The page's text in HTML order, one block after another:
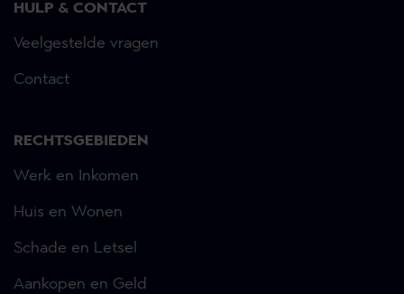
HULP & CONTACT
Veelgestelde vragen
Contact
RECHTSGEBIEDEN
Werk en Inkomen
Huis en Wonen
Schade en Letsel
Aankopen en Geld